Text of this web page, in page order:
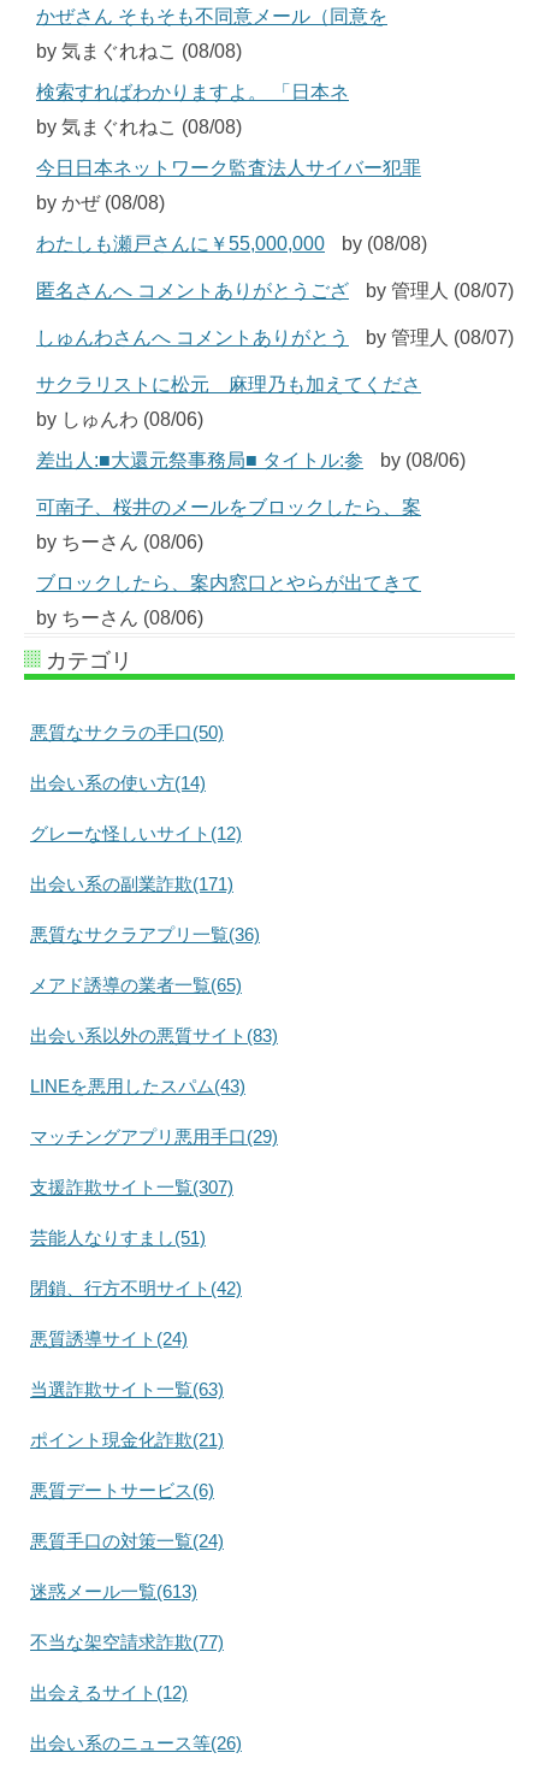
かぜさん そもそも不同意メール（同意を
by 気まぐれねこ (08/08)
検索すればわかりますよ。 「日本ネ
by 気まぐれねこ (08/08)
今日日本ネットワーク監査法人サイバー犯罪
by かぜ (08/08)
わたしも瀬戸さんに￥55,000,000
by (08/08)
匿名さんへ コメントありがとうござ by 管理人 (08/07)
しゅんわさんへ コメントありがとう by 管理人 (08/07)
サクラリストに松元 麻理乃も加えてくださ
by しゅんわ (08/06)
差出人:■大還元祭事務局■ タイトル:参
by (08/06)
可南子、桜井のメールをブロックしたら、案
by ちーさん (08/06)
ブロックしたら、案内窓口とやらが出てきて
by ちーさん (08/06)
カテゴリ
悪質なサクラの手口(50)
出会い系の使い方(14)
グレーな怪しいサイト(12)
出会い系の副業詐欺(171)
悪質なサクラアプリ一覧(36)
メアド誘導の業者一覧(65)
出会い系以外の悪質サイト(83)
LINEを悪用したスパム(43)
マッチングアプリ悪用手口(29)
支援詐欺サイト一覧(307)
芸能人なりすまし(51)
閉鎖、行方不明サイト(42)
悪質誘導サイト(24)
当選詐欺サイト一覧(63)
ポイント現金化詐欺(21)
悪質デートサービス(6)
悪質手口の対策一覧(24)
迷惑メール一覧(613)
不当な架空請求詐欺(77)
出会えるサイト(12)
出会い系のニュース等(26)